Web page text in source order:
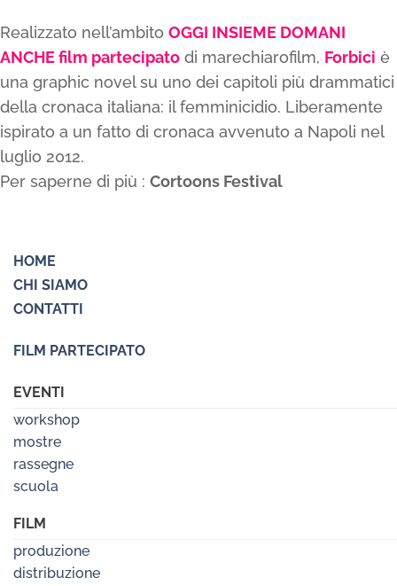
Realizzato nell’ambito OGGI INSIEME DOMANI
ANCHE film partecipato di marechiarofilm, Forbici è
una graphic novel su uno dei capitoli più drammatici
della cronaca italiana: il femminicidio. Liberamente
ispirato a un fatto di cronaca avvenuto a Napoli nel
luglio 2012.
Per saperne di più : Cortoons Festival
HOME
CHI SIAMO
CONTATTI
FILM PARTECIPATO
EVENTI
workshop
mostre
rassegne
scuola
FILM
produzione
distribuzione